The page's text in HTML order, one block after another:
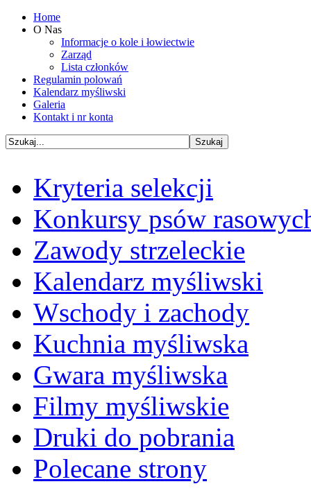
Home
O Nas
Informacje o kole i łowiectwie
Zarząd
Lista członków
Regulamin polowań
Kalendarz myśliwski
Galeria
Kontakt i nr konta
Kryteria selekcji
Konkursy psów
Zawody strzeleckie
Kalendarz myśliwski
Wschody i zachody
Kuchnia myśliwska
Gwara myśliwska
Filmy myśliwskie
Druki do pobrania
Polecane strony